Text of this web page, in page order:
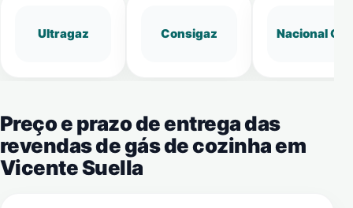
Ultragaz Consigaz Nacional Gás
Preço e prazo de entrega das
revendas de gás de cozinha em
Vicente Suella